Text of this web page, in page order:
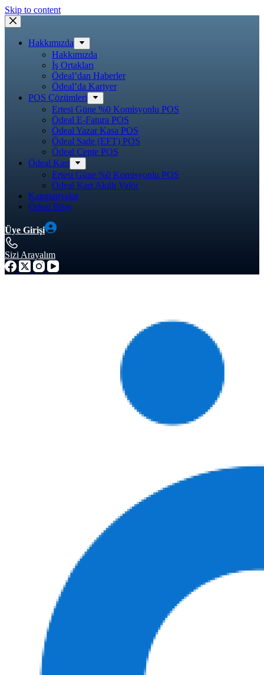
Skip to content
Hakkımızda
Hakkımızda
İş Ortakları
Ödeal’dan Haberler
Ödeal’da Kariyer
POS Çözümleri
Ertesi Güne %0 Komisyonlu POS
Ödeal E-Fatura POS
Ödeal Yazar Kasa POS
Ödeal Sade (EFT) POS
Ödeal Cepte POS
Ödeal Kart
Ertesi Güne %0 Komisyonlu POS
Ödeal Kart Akıllı Valör
Kampanyalar
Ödeal Blog
Üye Girişi
Sizi Arayalım